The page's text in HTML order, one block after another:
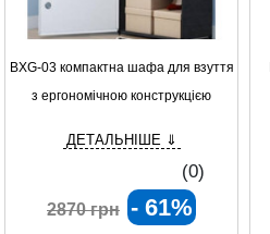
BXG-03 компактна шафа для взуття
з ергономічною конструкцією
ДЕТАЛЬНІШЕ ⇓
(0)
2870 грн - 61%